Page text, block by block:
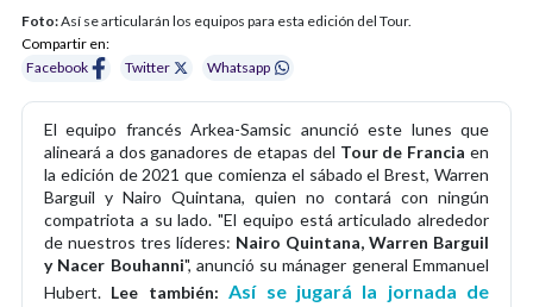
Foto:Así se articularán los equipos para esta edición del Tour.
Compartir en:
Facebook
Twitter Whatsapp
El equipo francés Arkea-Samsic anunció este lunes que
alineará a dos ganadores de etapas del Tour de Francia en
la edición de 2021 que comienza el sábado el Brest, Warren
Barguil y Nairo Quintana, quien no contará con ningún
compatriota a su lado. "El equipo está articulado alrededor
de nuestros tres líderes: Nairo Quintana, Warren Barguil
y Nacer Bouhanni", anunció su mánager general Emmanuel
Hubert. Lee también:Así se jugará la jornada de